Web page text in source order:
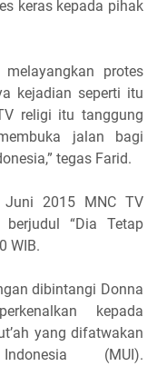
keras kepada pihak
protes
kejadian seperti itu
religi itu tanggung
jalan bagi
tegas Farid.
Juni 2015 MNC TV
“Dia Tetap
WIB.
dibintangi Donna
kepada
yang difatwakan
(MUI).